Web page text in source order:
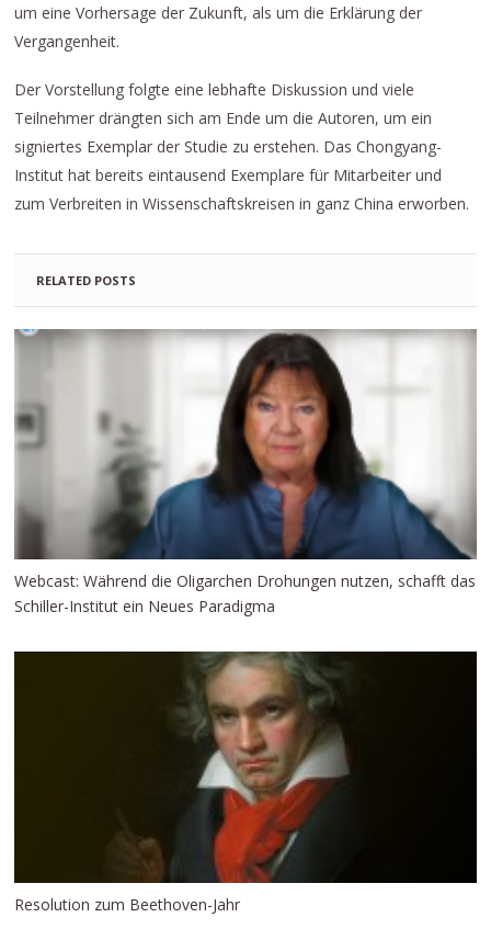
um eine Vorhersage der Zukunft, als um die Erklärung der
Vergangenheit.
Der Vorstellung folgte eine lebhafte Diskussion und viele
Teilnehmer drängten sich am Ende um die Autoren, um ein
signiertes Exemplar der Studie zu erstehen. Das Chongyang-
Institut hat bereits eintausend Exemplare für Mitarbeiter und
zum Verbreiten in Wissenschaftskreisen in ganz China erworben.
RELATED POSTS
Webcast: Während die Oligarchen Drohungen nutzen, schafft das
Schiller-Institut ein Neues Paradigma
Resolution zum Beethoven-Jahr